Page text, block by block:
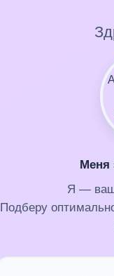
Меня
Я —
Подберу